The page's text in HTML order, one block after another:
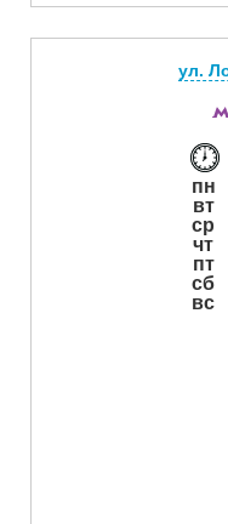
ул.
пн
вт
ср
чт
пт
сб
вс